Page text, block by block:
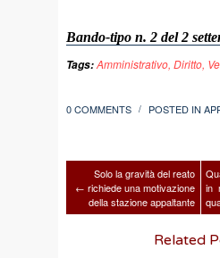
Bando-tipo n. 2 del 2
Tags:Amministrativo, Diritto,
0 COMMENTS / POSTED IN
←
Solo la gravità del reato
richiede una motivazione
della stazione appaltante
in
Related